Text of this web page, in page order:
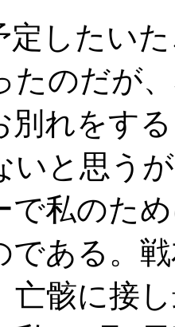
定したい
たのだが
別れをす
いと思う
で私のた
である。
亡骸に接